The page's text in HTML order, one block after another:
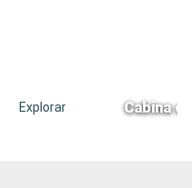
Explorar Cabina